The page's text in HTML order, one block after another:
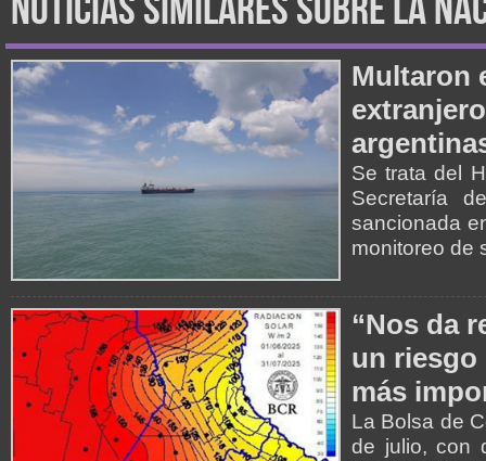
Multaron
Se trata del
Secretaría
sancionada
monitoreo de
“Nos da
un riesgo
más
La Bolsa de
de julio, con